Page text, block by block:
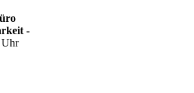
-
Uhr